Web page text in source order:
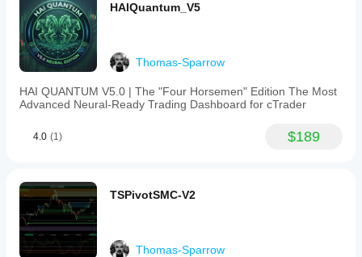
HAIQuantum_V5
Thomas-Sparrow
HAI QUANTUM V5.0 | The "Four Horsemen" Edition The Most
Advanced Neural-Ready Trading Dashboard for cTrader
4.0 (1) $189
TSPivotSMC-V2
Thomas-Sparrow